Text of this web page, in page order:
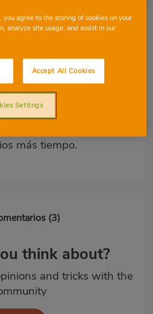
Utiliza el producto
las páginas, verás qué
No rayan los cristales,
rastros de
más tiempo.
(3)
think about?
and tricks with the
you agree to the storing of cookies on your
analyze site usage, and assist in our
Accept All Cookies
Settings